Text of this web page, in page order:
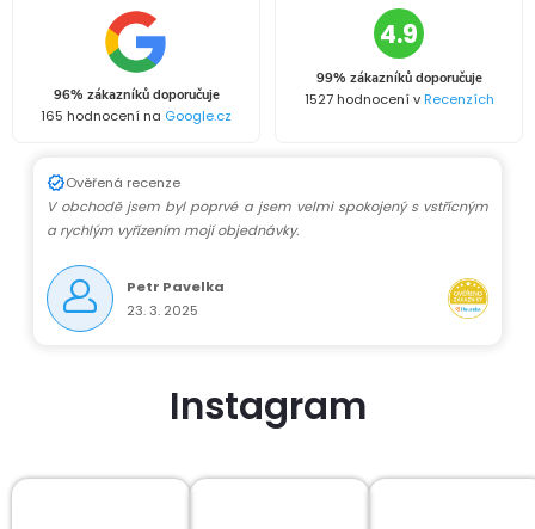
96% zákazníků doporučuje
165 hodnocení na Google.cz
4.9
99% zákazníků doporučuje
1527 hodnocení vRecenzích
Ověřená recenze
V obchodě jsem byl poprvé a jsem velmi spokojený s vstřícným
a rychlým vyřízením mojí objednávky.
Petr Pavelka
23. 3. 2025
Instagram